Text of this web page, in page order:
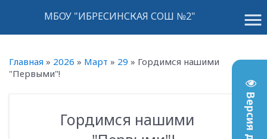
menu
МБОУ "ИБРЕСИНСКАЯ СОШ №2"
Главная » 2026 » Март » 29 » Гордимся нашими
"Первыми"!
Гордимся нашими